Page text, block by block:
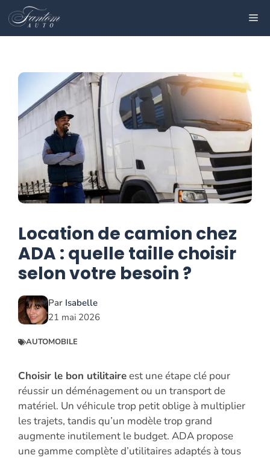
au
contenu
Location de camion chez
ADA : quelle taille choisir
selon votre besoin ?
Par Isabelle
21 mai 2026
AUTOMOBILE
Choisir le bon utilitaireest une étape clé pour
réussir un déménagement ou un transport de
matériel. Un véhicule trop petit oblige à multiplier
les trajets, tandis qu’un modèle trop grand
augmente inutilement le budget. ADA propose
une gamme complète d’utilitaires adaptés à tous